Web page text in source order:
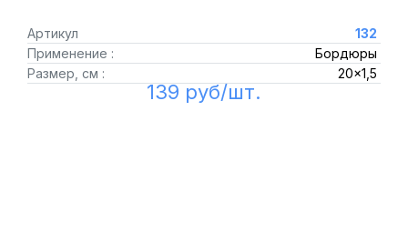
Артикул
132
Применение :
Бордюры
Размер, см :
20x1,5
139 руб/шт.